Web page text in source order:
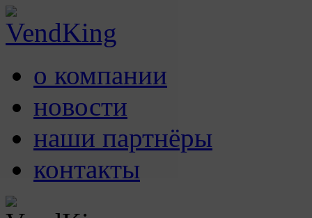
о компании
новости
наши партнёры
контакты